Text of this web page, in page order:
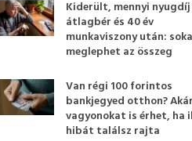
Kiderült, mennyi
átlagbér és 40 év
munkaviszony után:
meglephet az összeg
Van régi 100 forintos
bankjegyed otthon? Akár
vagyonokat is érhet, ha
hibát találsz rajta